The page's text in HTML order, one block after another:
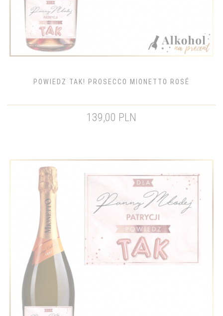
POWIEDZ TAK! PROSECCO MIONETTO ROSÉ
139,00 PLN